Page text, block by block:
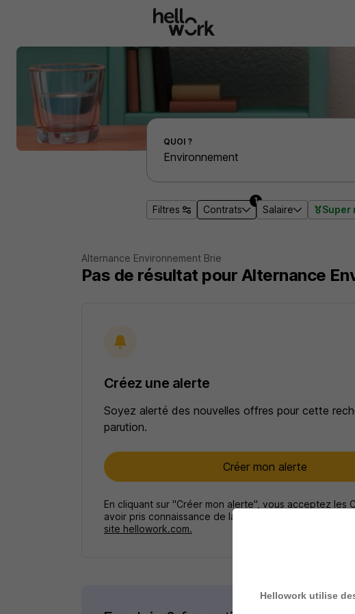
Effectuer une recherche d'emploi par localité
QUOI ?
Filtres Contrats
1
Salaire Super
Alternance Environnement Brie
Pas de résultat pour Alternance
Créez une alerte
Soyez alerté des nouvelles offres pour cette
parution.
Créer mon alerte
En cliquant sur "Créer mon alerte", vous acceptez les
avoir pris connaissance de la
site hellowork.com.
Hellowork utilise